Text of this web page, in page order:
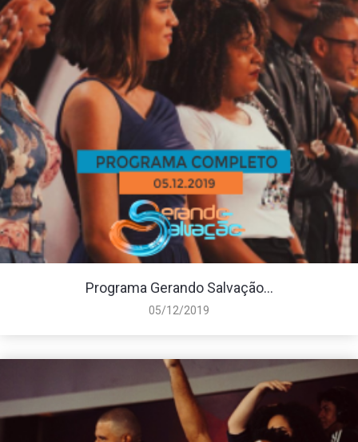
Programa Gerando Salvação...
05/12/2019